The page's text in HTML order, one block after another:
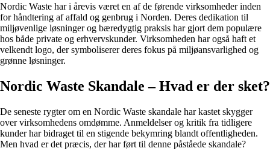
Nordic Waste har i årevis været en af de førende virksomheder inden
for håndtering af affald og genbrug i Norden. Deres dedikation til
miljøvenlige løsninger og bæredygtig praksis har gjort dem populære
hos både private og erhvervskunder. Virksomheden har også haft et
velkendt logo, der symboliserer deres fokus på miljøansvarlighed og
grønne løsninger.
Nordic Waste Skandale – Hvad er der sket?
De seneste rygter om en Nordic Waste skandale har kastet skygger
over virksomhedens omdømme. Anmeldelser og kritik fra tidligere
kunder har bidraget til en stigende bekymring blandt offentligheden.
Men hvad er det præcis, der har ført til denne påståede skandale?